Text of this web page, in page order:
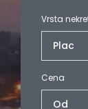
Vrsta
Cena